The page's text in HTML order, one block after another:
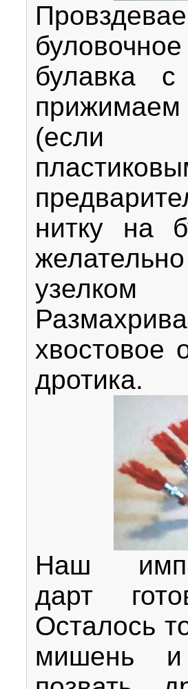
булавка
(если
нитку на
хвостовое
дротика.
Наш
дарт
Осталось
мишень